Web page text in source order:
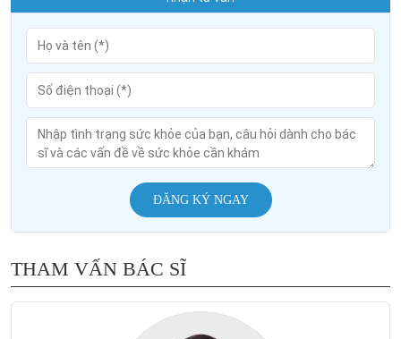
ĐĂNG KÝ NGAY
THAM VẤN BÁC SĨ